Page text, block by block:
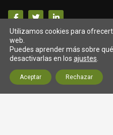
Darrers tweets
Tweets from https://
twitter-accts
Utilizamos cookies para
web.
Puedes aprender más sobre
desactivarlas en los ajustes
Aceptar Rechazar